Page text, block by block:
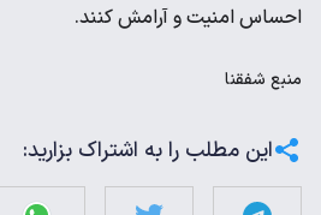
احساس امنیت و آرامش کنند.
منبع شفقنا
این مطلب را به اشتراک بزارید: